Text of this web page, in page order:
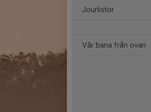
Jourlistor
Vår bana från ovan